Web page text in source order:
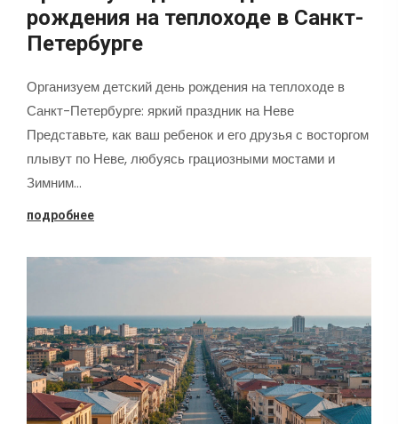
рождения на теплоходе в Санкт-
Петербурге
Организуем детский день рождения на теплоходе в
Санкт-Петербурге: яркий праздник на Неве
Представьте, как ваш ребенок и его друзья с восторгом
плывут по Неве, любуясь грациозными мостами и
Зимним…
подробнее